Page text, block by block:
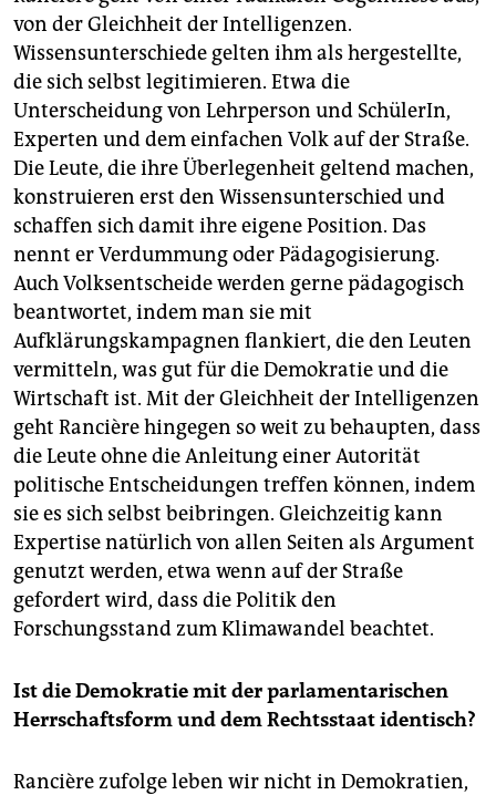
von der Gleichheit der Intelligenzen.
Wissensunterschiede gelten ihm als hergestellte,
die sich selbst legitimieren. Etwa die
Unterscheidung von Lehrperson und SchülerIn,
Experten und dem einfachen Volk auf der Straße.
Die Leute, die ihre Überlegenheit geltend machen,
konstruieren erst den Wissensunterschied und
schaffen sich damit ihre eigene Position. Das
nennt er Verdummung oder Pädagogisierung.
Auch Volksentscheide werden gerne pädagogisch
beantwortet, indem man sie mit
Aufklärungskampagnen flankiert, die den Leuten
vermitteln, was gut für die Demokratie und die
Wirtschaft ist. Mit der Gleichheit der Intelligenzen
geht Rancière hingegen so weit zu behaupten, dass
die Leute ohne die Anleitung einer Autorität
politische Entscheidungen treffen können, indem
sie es sich selbst beibringen. Gleichzeitig kann
Expertise natürlich von allen Seiten als Argument
genutzt werden, etwa wenn auf der Straße
gefordert wird, dass die Politik den
Forschungsstand zum Klimawandel beachtet.
Ist die Demokratie mit der parlamentarischen
Herrschaftsform und dem Rechtsstaat identisch?
Rancière zufolge leben wir nicht in Demokratien,